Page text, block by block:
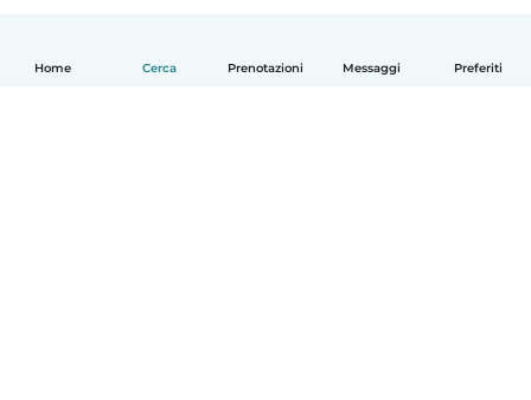
Home Cerca Prenotazioni Messaggi Preferiti